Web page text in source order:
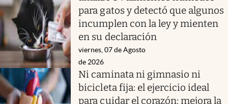
para gatos y detectó que algunos
incumplen con la ley y mienten
en su declaración
viernes, 07 de Agosto
de 2026
Ni caminata ni gimnasio ni
bicicleta fija: el ejercicio ideal
para cuidar el corazón: mejora la